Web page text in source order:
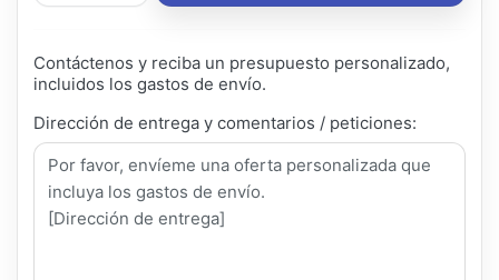
Contáctenos y reciba un presupuesto personalizado,
incluidos los gastos de envío.
Dirección de entrega y comentarios / peticiones: